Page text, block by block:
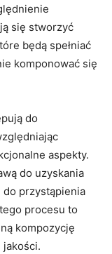
się stworzyć
będą ⁤spełniać
komponować⁤ się
do
aspekty.
do ⁢uzyskania‌
do ‍przystąpienia
procesu ​to
kompozycję